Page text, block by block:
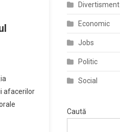
afacerilor
Divertisment
Economic
Jobs
Politic
Social
Caută